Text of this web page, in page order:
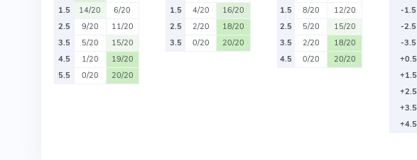
1.5
14/20
6/20
2.5
9/20
11/20
3.5
5/20
15/20
4.5
1/20
19/20
5.5
0/20 20/20
1.5
4/20
16/20
2.5
2/20
18/20
3.5
0/20 20/20
1.5
8/20
12/20
2.5
5/20
15/20
3.5
2/20
18/20
4.5
0/20 20/20
-1.5
-2.5
-3.5
+0.5
+1.5
+2.5
+3.5
+4.5